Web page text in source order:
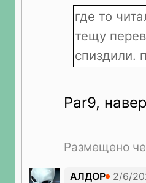
где то
тещу
спиздили.
Par9,
Размещено
АЛДОР